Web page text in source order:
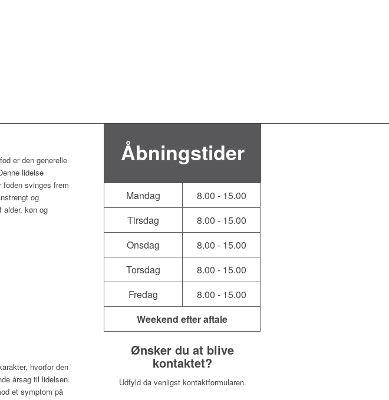
er den generelle
lidelse
svinges frem
og
alder, køn og
hvorfor den
årsag til lidelsen.
et symptom på
Åbningstider
Mandag
8.00 - 15.00
Tirsdag
8.00 - 15.00
Onsdag
8.00 - 15.00
Torsdag
8.00 - 15.00
Fredag
8.00 - 15.00
Weekend efter aftale
Ønsker du at blive
kontaktet?
Udfyld da venligst kontaktformularen.